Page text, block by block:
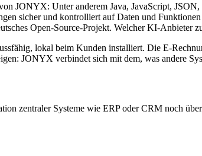
JONYX: Unter anderem Java, JavaScript,
sicher und kontrolliert auf Daten und
Open-Source-Projekt. Welcher KI-Anbieter
lokal beim Kunden installiert. Die E-
JONYX verbindet sich mit dem, was andere
zentraler Systeme wie ERP oder CRM noch